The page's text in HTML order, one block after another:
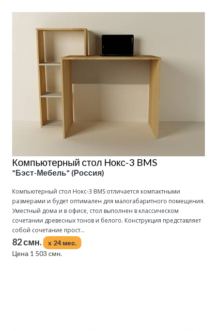
Компьютерный стол Нокс-3 BMS
"Бэст-Мебель" (Россия)
Компьютерный стол Нокс-3 BMS отличается компактными
размерами и будет оптимален для малогабаритного помещения.
Уместный дома и в офисе, стол выполнен в классическом
сочетании древесных тонов и белого. Конструкция представляет
собой сочетание прост...
82 смн.
x 24 мес.
Цена 1 503 смн.